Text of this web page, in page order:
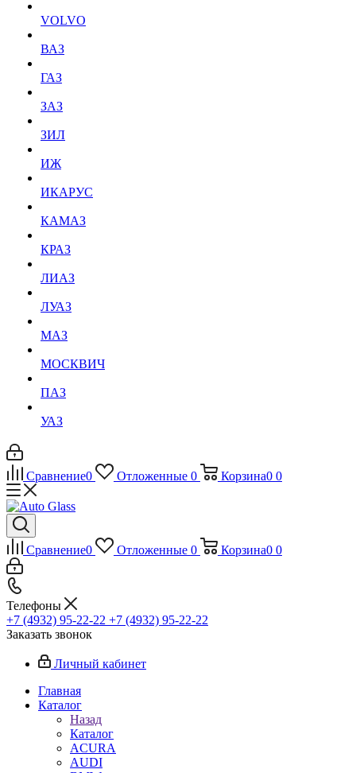
VOLVO
ВАЗ
ГАЗ
ЗАЗ
ЗИЛ
ИЖ
ИКАРУС
КАМАЗ
КРАЗ
ЛИАЗ
ЛУАЗ
МАЗ
МОСКВИЧ
ПАЗ
УАЗ
Сравнение0 Отложенные 0 Корзина0 0
Сравнение0 Отложенные 0 Корзина0 0
Телефоны
+7 (4932) 95-22-22 +7 (4932) 95-22-22
Заказать звонок
Личный кабинет
Главная
Каталог
Назад
Каталог
ACURA
AUDI